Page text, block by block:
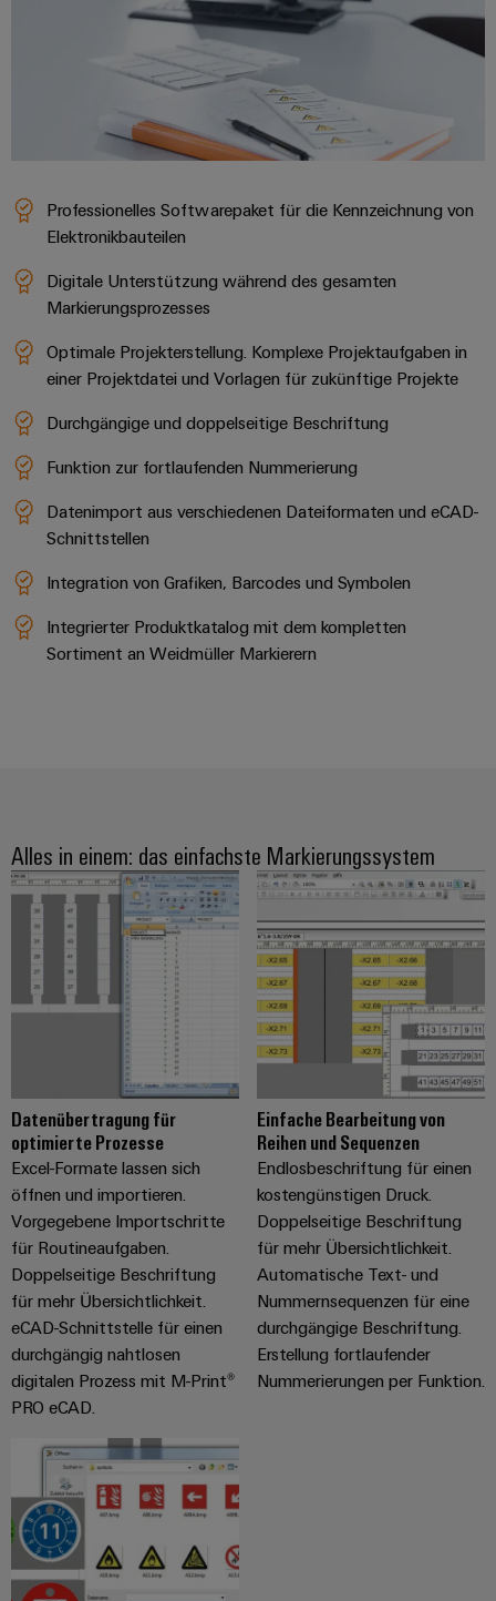
Sonnenenergie
Schienenfahrzeuge
Moderne
digitale
Lösungen
Mobilitat
im
Schiffbau
Umfassende
Verbindungslösungen
für
die
Industrie
Wasseraufbereitung
Abwasseraufbereitung
Lösungen
für
die
und
Abwasserindustrie
Windenergie
Effizienter
Betrieb
Windparks
Leiterplattensteckverbinder
Leiterplattenklemmen
PCB
Connector
Original
Equipment
Manufacturer
(OEM)
Remote
Industrial
Platform
easyConnect
Werkstatt
&
Zubehör
Werkzeuge
Automaten
Software
Industrieleuchte
Bestückte
Klemmenleisten
Modifizierte
bestückte
Gehäuse
Kundenspezifische
Kabelkonfektionierung
Produktinnovationen
Praxisnahe
Verbindungen für
Unsere Neuheiten
im Bereich
Connectivity.
Professionelles Softwarepaket für die Kennzeichnung von
Elektronikbauteilen
Digitale Unterstützung während des gesamten
Markierungsprozesses
Optimale Projekterstellung. Komplexe Projektaufgaben in
einer Projektdatei und Vorlagen für zukünftige Projekte
Durchgängige und doppelseitige Beschriftung
Funktion zur fortlaufenden Nummerierung
Datenimport aus verschiedenen Dateiformaten und eCAD-
Schnittstellen
Integration von Grafiken, Barcodes und Symbolen
Integrierter Produktkatalog mit dem kompletten
Sortiment an Weidmüller Markierern
Alles in einem: das einfachste Markierungssystem
Datenübertragung für
optimierte Prozesse
Excel-Formate lassen sich
öffnen und importieren.
Vorgegebene Importschritte
für Routineaufgaben.
Doppelseitige Beschriftung
für mehr Übersichtlichkeit.
eCAD-Schnittstelle für einen
durchgängig nahtlosen
digitalen Prozess mit M-Print®
PRO eCAD.
Einfache Bearbeitung von
Reihen und Sequenzen
Endlosbeschriftung für einen
kostengünstigen Druck.
Doppelseitige Beschriftung
für mehr Übersichtlichkeit.
Automatische Text- und
Nummernsequenzen für eine
durchgängige Beschriftung.
Erstellung fortlaufender
Nummerierungen per Funktion.